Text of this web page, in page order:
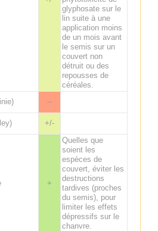
glyphosate sur le
lin suite à une
application moins
de un mois avant
le semis sur un
couvert non
détruit ou des
repousses de
céréales.
--
+/-
+
Quelles que
soient les
espèces de
couvert, éviter les
destructions
tardives (proches
du semis), pour
limiter les effets
dépressifs sur le
chanvre.